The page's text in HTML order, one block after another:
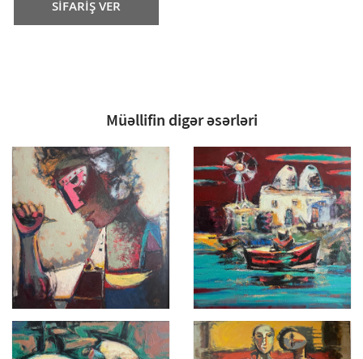
SİFARİŞ VER
Müəllifin digər əsərləri